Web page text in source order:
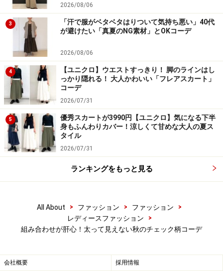
4. きれい色カーデと合わせてこなれ見え
きれい色のカーディガンをチェックシャツのインナーで新鮮
に 出典：WEAR
きれい色のカーディガンを着る時は、無地のインナーを
合わせがち。でもあえてチェックシャツをインナーとし
て合わせると、人とかぶりにくく秋らしい季節感もある
コーディネートに。
写真のコーディネートはベージュ系のチェックを中に着
ていますが、ボトムスのデニムの色も、シャツの柄の中
ゃれ上級者に見えるこなれたチェック使いは、ぜひマネ
したいポイントです。
2026/08/06
3
「汗で服がベタベタはりついて気持ち悪い」40代
が避けたい「真夏のNG素材」とOKコーデ
2026/08/06
4
【ユニクロ】ウエストすっきり！ 脚のラインはし
っかり隠れる！ 大人かわいい「フレアスカート」
コーデ
2026/07/31
5
優秀スカートが3990円【ユニクロ】気になる下半
身もふんわりカバー！涼しくて甘めな大人の夏ス
タイル
2026/07/31
ランキングをもっと見る
All About > ファッション > ファッション
>
レディースファッション
>
組み合わせが肝心！太って見えない秋のチェック柄コーデ
会社概要 採用情報